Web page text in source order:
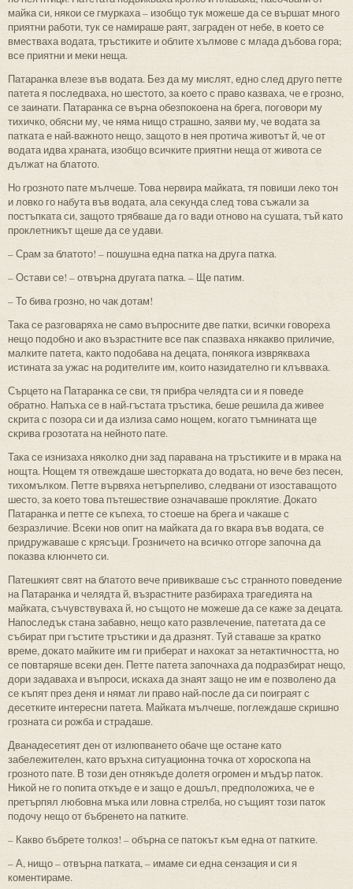
майка си, някои се гмуркаха – изобщо тук можеше да се вършат много
приятни работи, тук се намираше раят, заграден от небе, в което се
вместваха водата, тръстиките и облите хълмове с млада дъбова гора;
все приятни и меки неща.
Патаранка влезе във водата. Без да му мислят, едно след друго петте
патета я последваха, но шестото, за което с право казваха, че е грозно,
се заинати. Патаранка се върна обезпокоена на брега, поговори му
тихичко, обясни му, че няма нищо страшно, заяви му, че водата за
патката е най-важното нещо, защото в нея протича животът й, че от
водата идва храната, изобщо всичките приятни неща от живота се
дължат на блатото.
Но грозното пате мълчеше. Това нервира майката, тя повиши леко тон
и ловко го набута във водата, ала секунда след това съжали за
постъпката си, защото трябваше да го вади отново на сушата, тъй като
проклетникът щеше да се удави.
– Срам за блатото! – пошушна една патка на друга патка.
– Остави се! – отвърна другата патка. – Ще патим.
– То бива грозно, но чак дотам!
Така се разговаряха не само въпросните две патки, всички говореха
нещо подобно и ако възрастните все пак спазваха някакво приличие,
малките патета, както подобава на децата, понякога изврякваха
истината за ужас на родителите им, които назидателно ги клъвваха.
Сърцето на Патаранка се сви, тя прибра челядта си и я поведе
обратно. Напъха се в най-гъстата тръстика, беше решила да живее
скрита с позора си и да излиза само нощем, когато тъмнината ще
скрива грозотата на нейното пате.
Така се изнизаха няколко дни зад паравана на тръстиките и в мрака на
нощта. Нощем тя отвеждаше шесторката до водата, но вече без песен,
тихомълком. Петте вървяха нетърпеливо, следвани от изоставащото
шесто, за което това пътешествие означаваше проклятие. Докато
Патаранка и петте се къпеха, то стоеше на брега и чакаше с
безразличие. Всеки нов опит на майката да го вкара във водата, се
придружаваше с крясъци. Грозничето на всичко отгоре започна да
показва клюнчето си.
Патешкият свят на блатото вече привикваше със странното поведение
на Патаранка и челядта й, възрастните разбираха трагедията на
майката, съчувствуваха й, но същото не можеше да се каже за децата.
Напоследък стана забавно, нещо като развлечение, патетата да се
събират при гъстите тръстики и да дразнят. Туй ставаше за кратко
време, докато майките им ги приберат и нахокат за нетактичността, но
се повтаряше всеки ден. Петте патета започнаха да подразбират нещо,
дори задаваха и въпроси, искаха да знаят защо не им е позволено да
се къпят през деня и нямат ли право най-после да си поиграят с
десетките интересни патета. Майката мълчеше, поглеждаше скришно
грозната си рожба и страдаше.
Дванадесетият ден от излюпването обаче ще остане като
забележителен, като връхна ситуационна точка от хороскопа на
грозното пате. В този ден отнякъде долетя огромен и мъдър паток.
Никой не го попита откъде е и защо е дошъл, предположиха, че е
претърпял любовна мъка или ловна стрелба, но същият този паток
подочу нещо от бъбренето на патките.
– Какво бъбрете толкоз! – обърна се патокът към една от патките.
– А, нищо – отвърна патката, – имаме си една сензация и си я
коментираме.